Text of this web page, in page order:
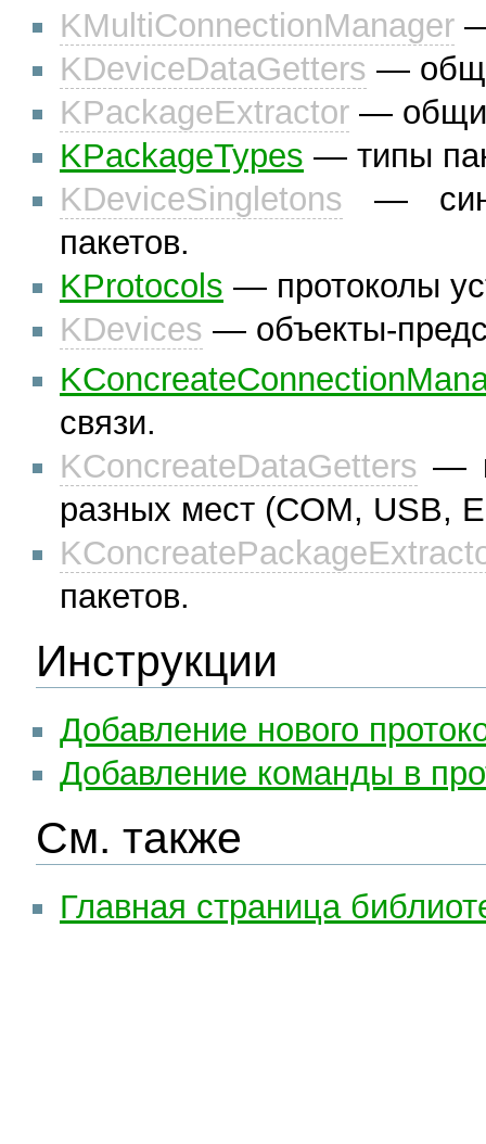
KMultiConnectionManager—
KDeviceDataGetters —
KPackageExtractor— общие
KPackageTypes — типы
KDeviceSingletons —
пакетов.
KProtocols — протоколы
KDevices — объекты-
связи.
KConcreateDataGetters —
разных мест (COM, USB,
пакетов.
Инструкции
Добавление нового
Добавление команды в
См. также
Главная страница